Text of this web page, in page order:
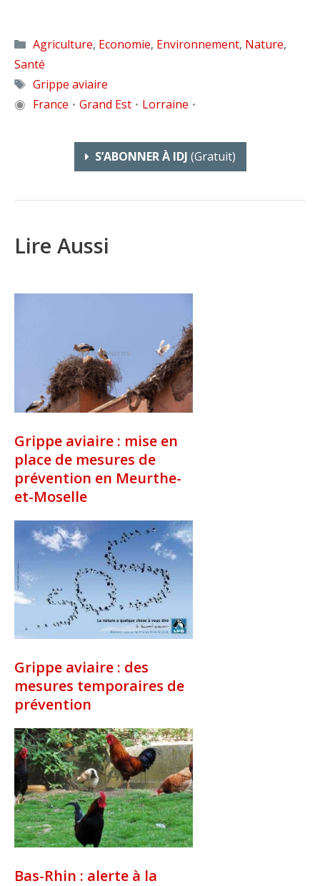
Catégories
Agriculture, Economie, Environnement, Nature,
Santé
Étiquettes
Grippe aviaire
◉ France • Grand Est • Lorraine •
S’ABONNER À IDJ (gratuit)
Lire Aussi
Grippe aviaire : mise en
place de mesures de
prévention en Meurthe-
et-Moselle
Grippe aviaire : des
mesures temporaires de
prévention
Bas-Rhin : alerte à la